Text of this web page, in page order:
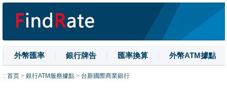
外幣匯率 銀行牌告 匯率換算 外幣ATM據點
| 名詞解釋 | 換匯技巧 | 數字大寫
:: 首页 > 銀行ATM服務據點 > 台新國際商業銀行